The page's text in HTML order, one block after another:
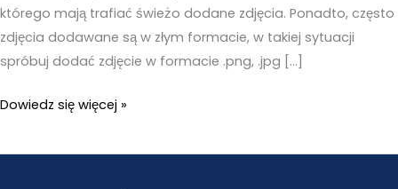
którego mają trafiać świeżo dodane zdjęcia. Ponadto, często
zdjęcia dodawane są w złym formacie, w takiej sytuacji
spróbuj dodać zdjęcie w formacie .png, .jpg […]
Nie
dodać
Dowiedz się więcej »